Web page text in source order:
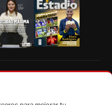
contenidos de Vistazo.com.